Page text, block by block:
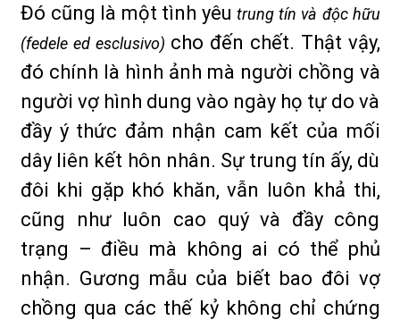
Đó cũng là một tình yêutrung tín và độc hữu
(fedele ed esclusivo) cho đến chết. Thật vậy,
đó chính là hình ảnh mà người chồng và
người vợ hình dung vào ngày họ tự do và
đầy ý thức đảm nhận cam kết của mối
dây liên kết hôn nhân. Sự trung tín ấy, dù
đôi khi gặp khó khăn, vẫn luôn khả thi,
cũng như luôn cao quý và đầy công
trạng – điều mà không ai có thể phủ
nhận. Gương mẫu của biết bao đôi vợ
chồng qua các thế kỷ không chỉ chứng